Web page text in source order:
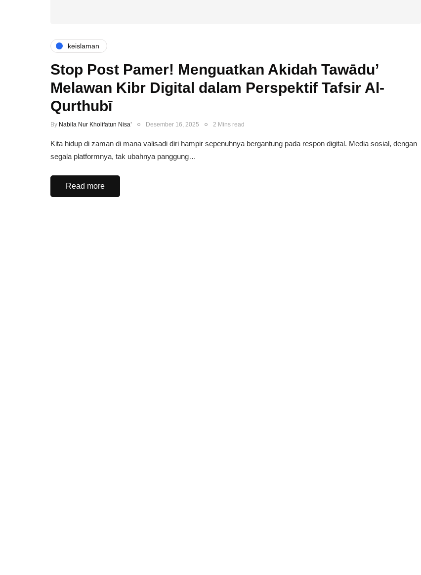
keislaman
Stop Post Pamer! Menguatkan Akidah Tawādu’
Melawan Kibr Digital dalam Perspektif Tafsir Al-
Qurthubī
By Nabila Nur Kholifatun Nisa’ Desember 16, 2025 2 Mins read
Kita hidup di zaman di mana valisadi diri hampir sepenuhnya bergantung pada respon digital. Media sosial, dengan
segala platformnya, tak ubahnya panggung…
Read more